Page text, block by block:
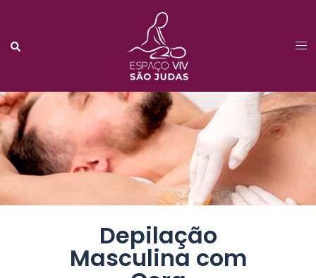
Depilação
Masculina com